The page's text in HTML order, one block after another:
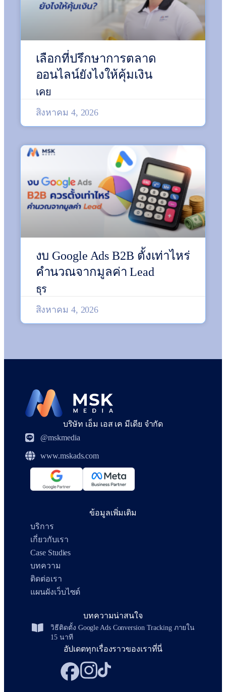
เลือกที่ปรึกษาการตลาด
ออนไลน์ยังไงให้คุ้มเงิน
เคย
สิงหาคม 4, 2026
งบ Google Ads B2B ตั้งเท่าไหร่
คำนวณจากมูลค่า Lead
ธุร
สิงหาคม 4, 2026
บริษัท เอ็ม เอส เค มีเดีย จำกัด
@mskmedia
www.mskads.com
ข้อมูลเพิ่มเติม
บริการ
เกี่ยวกับเรา
Case Studies
บทความ
ติดต่อเรา
แผนผังเว็บไซต์
บทความน่าสนใจ
วิธีติดตั้ง Google Ads Conversion Tracking ภายใน
15 นาที
อัปเดตทุกเรื่องราวของเราที่นี่